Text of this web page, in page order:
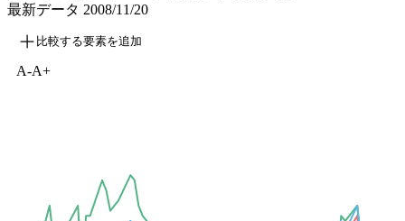
最新データ 2008/11/20
比較する要素を追加